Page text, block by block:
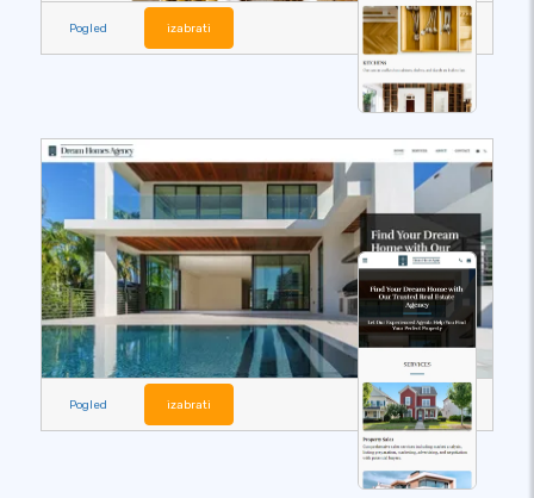
Pogled izabrati
Pogled izabrati